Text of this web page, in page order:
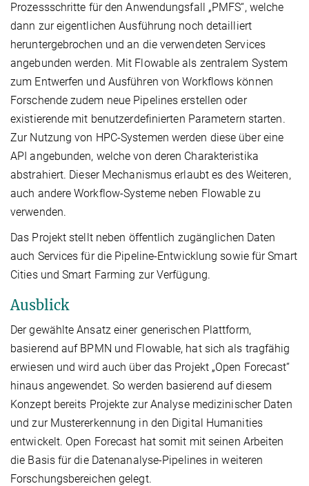
Prozessschritte für den Anwendungsfall „PMFS“, welche
dann zur eigentlichen Ausführung noch detailliert
heruntergebrochen und an die verwendeten Services
angebunden werden. Mit Flowable als zentralem System
zum Entwerfen und Ausführen von Workflows können
Forschende zudem neue Pipelines erstellen oder
existierende mit benutzerdefinierten Parametern starten.
Zur Nutzung von HPC-Systemen werden diese über eine
API angebunden, welche von deren Charakteristika
abstrahiert. Dieser Mechanismus erlaubt es des Weiteren,
auch andere Workflow-Systeme neben Flowable zu
verwenden.
Das Projekt stellt neben öffentlich zugänglichen Daten
auch Services für die Pipeline-Entwicklung sowie für Smart
Cities und Smart Farming zur Verfügung.
Ausblick
Der gewählte Ansatz einer generischen Plattform,
basierend auf BPMN und Flowable, hat sich als tragfähig
erwiesen und wird auch über das Projekt „Open Forecast“
hinaus angewendet. So werden basierend auf diesem
Konzept bereits Projekte zur Analyse medizinischer Daten
und zur Mustererkennung in den Digital Humanities
entwickelt. Open Forecast hat somit mit seinen Arbeiten
die Basis für die Datenanalyse-Pipelines in weiteren
Forschungsbereichen gelegt.